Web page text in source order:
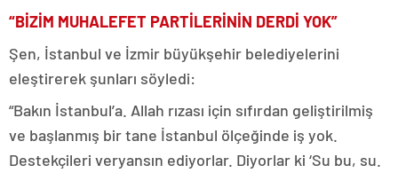
“BİZİM MUHALEFET PARTİLERİNİN DERDİ YOK”
Şen, İstanbul ve İzmir büyükşehir belediyelerini
eleştirerek şunları söyledi:
“Bakın İstanbul’a. Allah rızası için sıfırdan geliştirilmiş
ve başlanmış bir tane İstanbul ölçeğinde iş yok.
Destekçileri veryansın ediyorlar. Diyorlar ki ‘Su bu, su.